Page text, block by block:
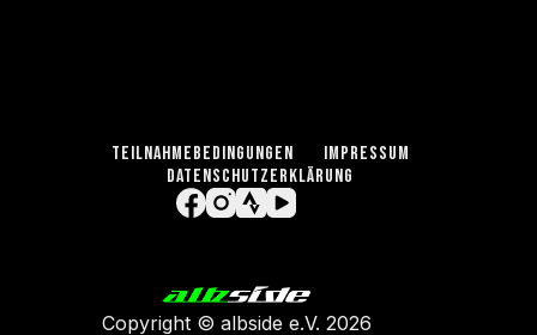
TEILNAHMEBEDINGUNGEN
IMPRESSUM
DATENSCHUTZERKLÄRUNG
Copyright © albside e.V. 2026